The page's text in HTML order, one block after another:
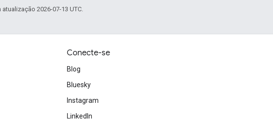
atualização 2026-07-13 UTC.
Conecte-se
Blog
Bluesky
Instagram
LinkedIn